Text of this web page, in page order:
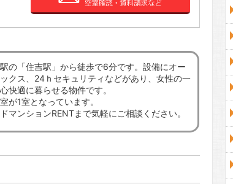
の「住吉駅」から徒歩で6分です。設備にオー
クス、24ｈセキュリティなどがあり、女性の一
快適に暮らせる物件です。
が1室となっています。
マンションRENTまで気軽にご相談ください。